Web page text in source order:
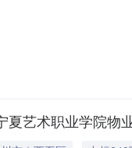
夏艺术职业学院物